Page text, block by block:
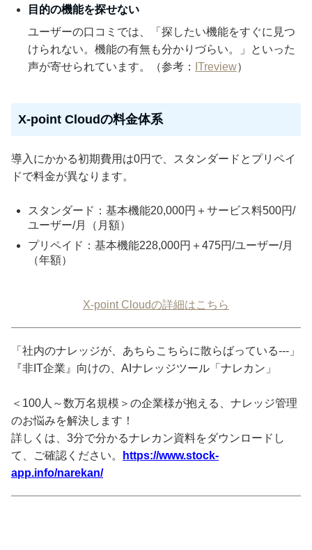
目的の機能を探せない
ユーザーの口コミでは、「探したい機能をすぐに見つ
けられない。機能の有無も分かりづらい。」といった
声が寄せられています。（参考：
ITreview）
X-point Cloudの料金体系
導入にかかる初期費用は0円で、スタンダードとプリペイ
ドで料金が異なります。
スタンダード：基本機能20,000円＋サービス料500円/
ユーザー/月（月額）
プリペイド：基本機能228,000円＋475円/ユーザー/月
（年額）
X-point Cloudの詳細はこちら
「社内のナレッジが、あちらこちらに散らばっている---」
『非IT企業』向けの、AIナレッジツール「ナレカン」
＜100人～数万名規模＞の企業様が抱える、ナレッジ管理
のお悩みを解決します！
詳しくは、3分で分かるナレカン資料をダウンロードし
て、ご確認ください。
https://www.stock-
app.info/narekan/